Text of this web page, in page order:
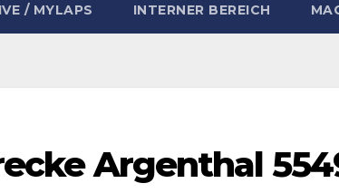
/ MYLAPS INTERNER BEREICH
Argenthal